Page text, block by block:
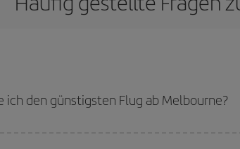
ich den günstigsten Flug ab Melbourne?